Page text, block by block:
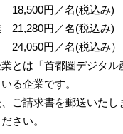
18,500円／名(税込み)
21,280円／名(税込み)
24,050円／名(税込み）
とは「首都圏デジタル
る企業です。
ご請求書を郵送いたし
さい。